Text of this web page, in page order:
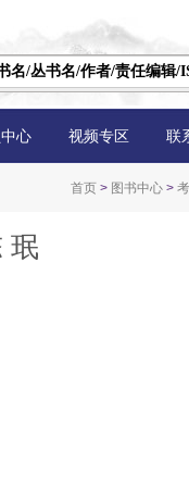
心 视频专区 联
首页 > 图书中心 >
珉